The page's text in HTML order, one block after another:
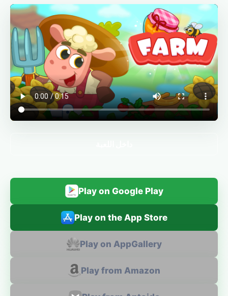
Play on Google Play
Play on the App Store
Play on AppGallery
Play from Amazon